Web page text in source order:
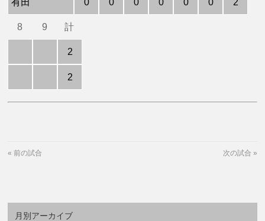
有田 0 0 0 0 0 0 2
8 9 計
2
2
«前の試合 次の試合 »
月別アーカイブ